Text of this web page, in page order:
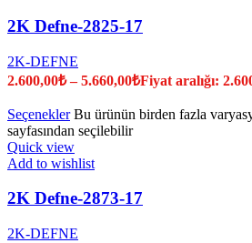
2K Defne-2825-17
2K-DEFNE
2.600,00₺ –5.660,00₺Fiyat aralığı:
Seçenekler Bu ürünün birden fazla
sayfasından seçilebilir
Quick view
Add to wishlist
2K Defne-2873-17
2K-DEFNE